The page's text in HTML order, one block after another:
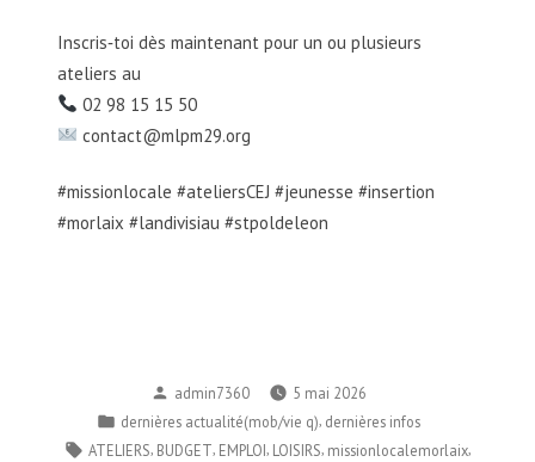
Inscris‑toi dès maintenant pour un ou plusieurs
ateliers au
02 98 15 15 50
contact@mlpm29.org
#missionlocale #ateliersCEJ #jeunesse #insertion
#morlaix #landivisiau #stpoldeleon
Publié
par
admin7360
5 mai 2026
Publié
dans
dernières actualité(mob/vie q), dernières infos
Étiquettes :
ATELIERS, BUDGET, EMPLOI, LOISIRS, missionlocalemorlaix,